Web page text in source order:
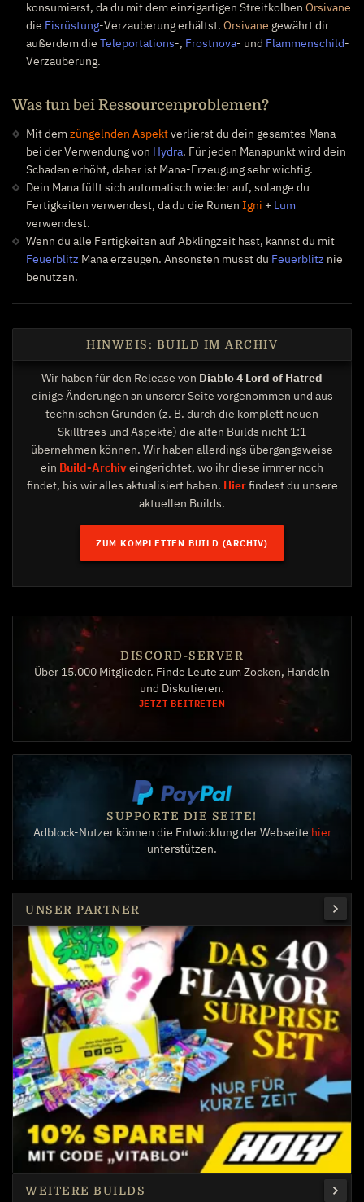
konsumierst, da du mit dem einzigartigen StreitkolbenOrsivane
die Eisrüstung-Verzauberung erhältst.Orsivane gewährt dir
außerdem dieTeleportations-, Frostnova- und Flammenschild-
Verzauberung.
Was tun bei Ressourcenproblemen?
Mit demzüngelnden Aspektverlierst du dein gesamtes Mana
bei der Verwendung von Hydra. Für jeden Manapunkt wird dein
Schaden erhöht, daher ist Mana-Erzeugung sehr wichtig.
Dein Mana füllt sich automatisch wieder auf, solange du
Fertigkeiten verwendest, da du die RunenIgni + Lum
verwendest.
Wenn du alle Fertigkeiten auf Abklingzeit hast, kannst du mit
Feuerblitz Mana erzeugen. Ansonsten musst du Feuerblitz nie
benutzen.
HINWEIS: BUILD IM ARCHIV
Wir haben für den Release von Diablo 4 Lord of Hatred
einige Änderungen an unserer Seite vorgenommen und aus
technischen Gründen (z. B. durch die komplett neuen
Skilltrees und Aspekte) die alten Builds nicht 1:1
übernehmen können. Wir haben allerdings übergangsweise
ein Build-Archiveingerichtet, wo ihr diese immer noch
findet, bis wir alles aktualisiert haben. Hierfindest du unsere
aktuellen Builds.
ZUM KOMPLETTEN BUILD (ARCHIV)
DISCORD-SERVER
Über 15.000 Mitglieder. Finde Leute zum Zocken, Handeln
und Diskutieren.
JETZT BEITRETEN
SUPPORTE DIE SEITE!
Adblock-Nutzer können die Entwicklung der Webseite hier
unterstützen.
UNSER PARTNER
WEITERE BUILDS